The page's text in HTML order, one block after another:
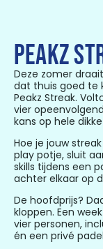
PEAKZ
Deze zomer
dat thuis goed te
Peakz Streak.
vier
kans op hele
Hoe je jouw
play potje, sluit
skills tijdens een
achter elkaar op
De hoofdprijs?
kloppen. Een
vier personen,
én een privé